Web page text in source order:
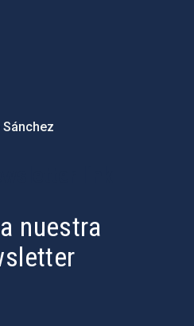
nuestra